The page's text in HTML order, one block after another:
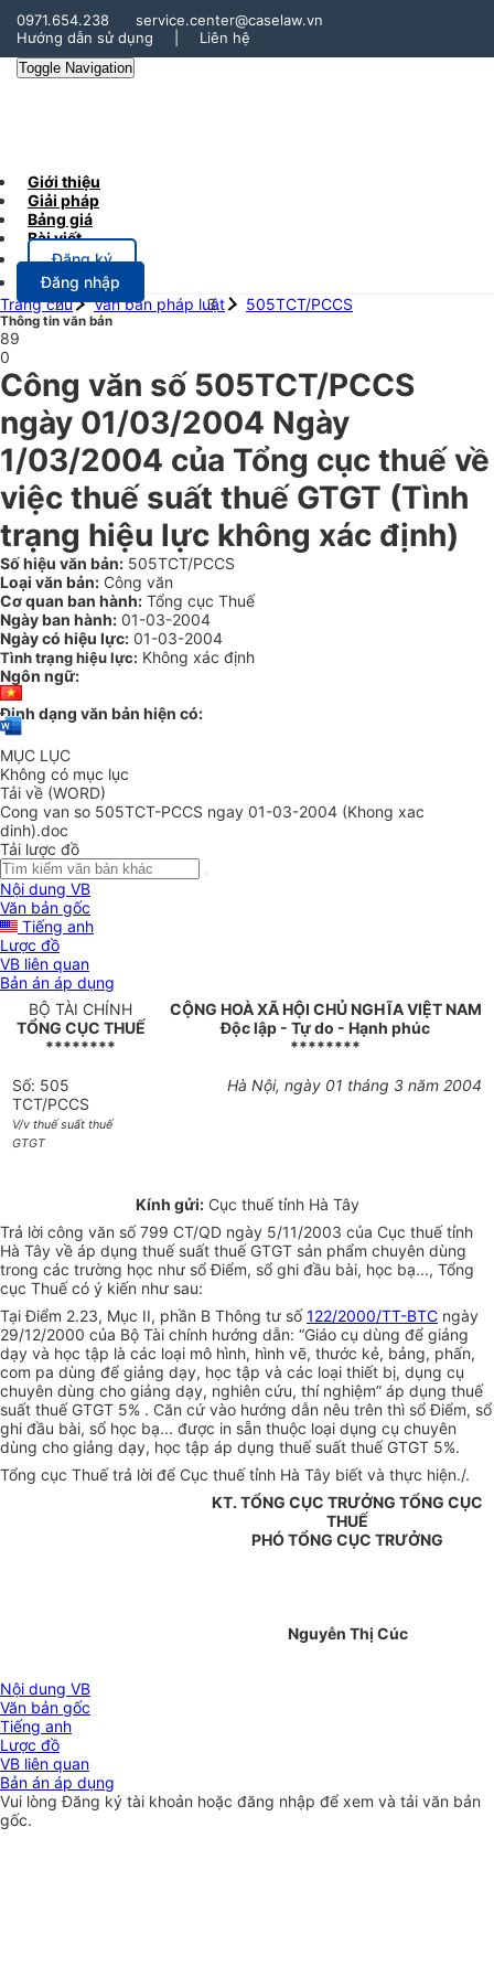
0971.654.238
service.center@caselaw.vn
Hướng dẫn sử dụng
Liên hệ
Toggle Navigation
Giới thiệu
Giải pháp
Bảng giá
Bài viết
Đăng ký
Đăng nhập
Trang chủ
Văn bản pháp luật 505TCT/PCCS
Thông tin văn bản
89
0
Công văn số 505TCT/PCCS
ngày 01/03/2004 Ngày
1/03/2004 của Tổng cục thuế về
việc thuế suất thuế GTGT (Tình
trạng hiệu lực không xác định)
Số hiệu văn bản: 505TCT/PCCS
Loại văn bản: Công văn
Cơ quan ban hành: Tổng cục Thuế
Ngày ban hành: 01-03-2004
Ngày có hiệu lực: 01-03-2004
Tình trạng hiệu lực: Không xác định
Ngôn ngữ:
Định dạng văn bản hiện có:
MỤC LỤC
Không có mục lục
Tải về (WORD)
Cong van so 505TCT-PCCS ngay 01-03-2004 (Khong xac
dinh).doc
Tải lược đồ
Nội dung VB
Văn bản gốc
Tiếng anh
Lược đồ
VB liên quan
Bản án áp dụng
BỘ TÀI CHÍNH
TỔNG CỤC THUẾ
********
CỘNG HOÀ XÃ HỘI CHỦ NGHĨA VIỆT NAM
Độc lập - Tự do - Hạnh phúc
********
Số: 505
TCT/PCCS
V/v thuế suất thuế
GTGT
Hà Nội, ngày 01 tháng 3 năm 2004
Kính gửi:Cục thuế tỉnh Hà Tây
Trả lời công văn số 799 CT/QD ngày 5/11/2003 của Cục thuế tỉnh
Hà Tây về áp dụng thuế suất thuế GTGT sản phẩm chuyên dùng
trong các trường học như sổ Điểm, sổ ghi đầu bài, học bạ..., Tổng
cục Thuế có ý kiến như sau:
Tại Điểm 2.23, Mục II, phần B Thông tư số122/2000/TT-BTC ngày
29/12/2000 của Bộ Tài chính hướng dẫn: “Giáo cụ dùng để giảng
dạy và học tập là các loại mô hình, hình vẽ, thước kẻ, bảng, phấn,
com pa dùng để giảng dạy, học tập và các loại thiết bị, dụng cụ
chuyên dùng cho giảng dạy, nghiên cứu, thí nghiệm” áp dụng thuế
suất thuế GTGT 5% . Căn cứ vào hướng dẫn nêu trên thì sổ Điểm, sổ
ghi đầu bài, sổ học bạ... được in sẵn thuộc loại dụng cụ chuyên
dùng cho giảng dạy, học tập áp dụng thuế suất thuế GTGT 5%.
Tổng cục Thuế trả lời để Cục thuế tỉnh Hà Tây biết và thực hiện./.
KT. TỔNG CỤC TRƯỞNG TỔNG CỤC
THUẾ
PHÓ TỔNG CỤC TRƯỞNG
Nguyễn Thị Cúc
Nội dung VB
Văn bản gốc
Tiếng anh
Lược đồ
VB liên quan
Bản án áp dụng
Vui lòngĐăng ký tài khoản hoặc đăng nhập để xem và tải văn bản
gốc.